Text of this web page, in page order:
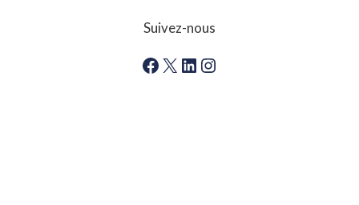
Suivez-nous